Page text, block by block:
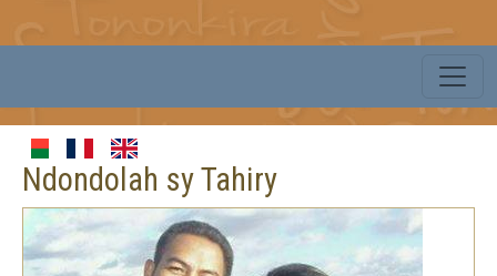
Ndondolah sy Tahiry